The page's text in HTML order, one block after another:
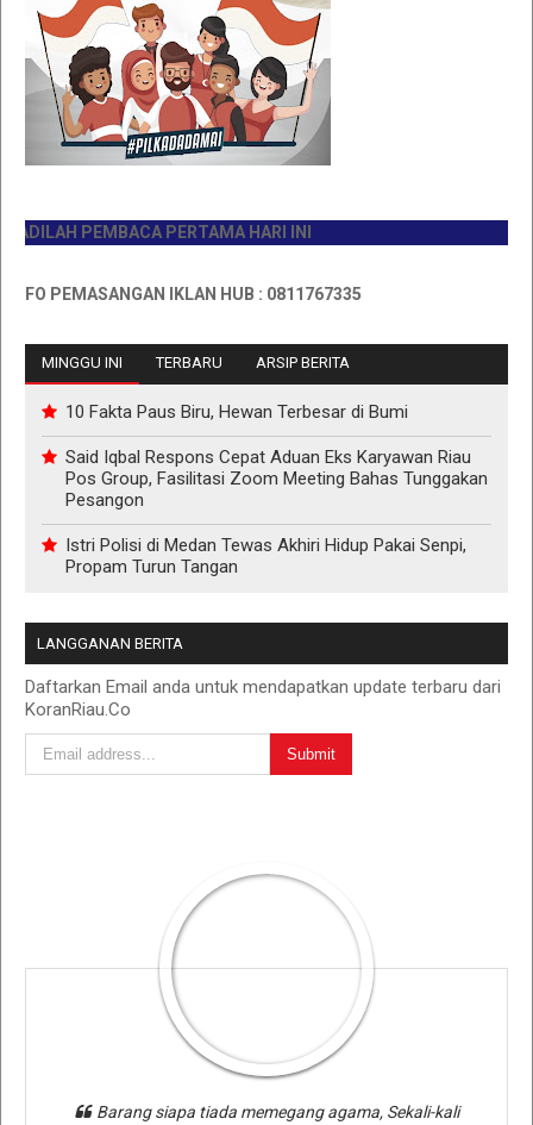
PEMBACA PERTAMA HARI INI
PEMASANGAN IKLAN HUB : 0811767335
MINGGU INI TERBARU ARSIP BERITA
10 Fakta Paus Biru, Hewan Terbesar di Bumi
Said Iqbal Respons Cepat Aduan Eks Karyawan Riau
Pos Group, Fasilitasi Zoom Meeting Bahas Tunggakan
Pesangon
Istri Polisi di Medan Tewas Akhiri Hidup Pakai Senpi,
Propam Turun Tangan
LANGGANAN BERITA
Daftarkan Email anda untuk mendapatkan update terbaru dari
KoranRiau.Co
Barang siapa tiada memegang agama, Sekali-kali